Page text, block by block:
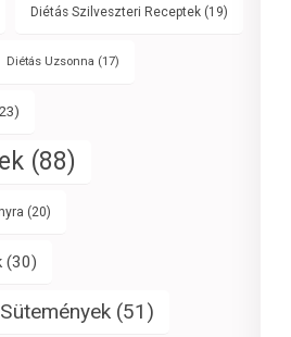
Diétás Szilveszteri Receptek (19)
Diétás Uzsonna (17)
(88)
(20)
(30)
(51)